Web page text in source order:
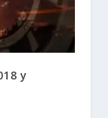
y